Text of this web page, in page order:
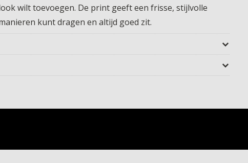
wilt toevoegen. De print geeft een frisse, stijlvolle
kunt dragen en altijd goed zit.